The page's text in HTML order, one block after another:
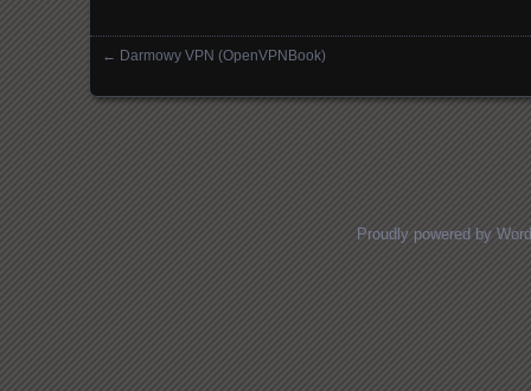
← Darmowy VPN (OpenVPNBook)
Proudly powered by